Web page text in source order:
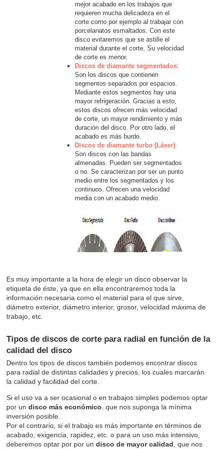
mejor acabado en los trabajos que
requieren mucha delicadeza en el
corte como por ejemplo al trabajar con
porcelanatos esmaltados. Con este
disco evitaremos que se astille el
material durante el corte. Su velocidad
de corte es menor.
Discos de diamante segmentados:
Son los discos que contienen
segmentos separados por espacios.
Mediante estos segmentos hay una
mayor refrigeración. Gracias a esto,
estos discos ofrecen más velocidad
de corte, un mayor rendimiento y más
duración del disco. Por otro lado, el
acabado es más burdo.
Discos de diamante turbo (Láser):
Son discos con las bandas
almenadas. Pueden ser segmentados
o no. Se caracterizan por ser un punto
medio entre los segmentados y los
continuos. Ofrecen una velocidad
media con un acabado medio.
Es muy importante a la hora de elegir un disco observar la
etiqueta de éste, ya que en ella encontraremos toda la
información necesaria como el material para el que sirve,
diámetro exterior, diámetro interior, grosor, velocidad máxima de
trabajo, etc.
Tipos de discos de corte para radial en función de la
calidad del disco
Dentro los tipos de discos también podemos encontrar discos
para radial de distintas calidades y precios, los cuales marcarán
la calidad y facilidad del corte.
Si el uso va a ser ocasional o en trabajos simples podemos optar
por undisco más económico, que nos suponga la mínima
inversión posible.
Por el contrario, si el trabajo es más importante en términos de
acabado, exigencia, rapidez, etc. o para un uso más intensivo,
deberemos optar por por undisco de mayor calidad, que nos